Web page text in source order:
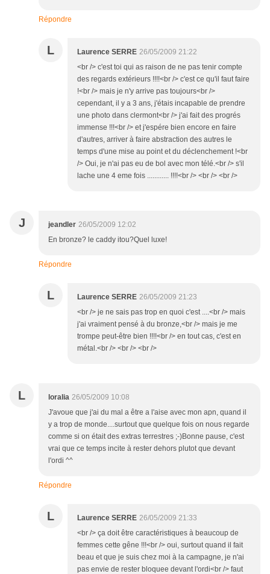
Répondre
L Laurence SERRE 26/05/2009 21:22
<br /> c'est toi qui as raison de ne pas tenir compte
des regards extérieurs !!!!<br /> c'est ce qu'il faut faire
!<br /> mais je n'y arrive pas toujours<br />
cependant, il y a 3 ans, j'étais incapable de prendre
une photo dans clermont<br /> j'ai fait des progrés
immense !!!<br /> et j'espére bien encore en faire
d'autres, arriver à faire abstraction des autres le
temps d'une mise au point et du déclenchement !<br
/> Oui, je n'ai pas eu de bol avec mon télé.<br /> s'il
lache une 4 eme fois ............ !!!!<br /> <br /> <br />
J jeandler 26/05/2009 12:02
En bronze? le caddy itou?Quel luxe!
Répondre
L Laurence SERRE 26/05/2009 21:23
<br /> je ne sais pas trop en quoi c'est ....<br /> mais
j'ai vraiment pensé à du bronze,<br /> mais je me
trompe peut-être bien !!!!<br /> en tout cas, c'est en
métal.<br /> <br /> <br />
L loralia 26/05/2009 10:08
J'avoue que j'ai du mal a être a l'aise avec mon apn, quand il
y a trop de monde....surtout que quelque fois on nous regarde
comme si on était des extras terrestres ;-)Bonne pause, c'est
vrai que ce temps incite à rester dehors plutot que devant
l'ordi ^^
Répondre
L Laurence SERRE 26/05/2009 21:33
<br /> ça doit être caractéristiques à beaucoup de
femmes cette gêne !!!<br /> oui, surtout quand il fait
beau et que je suis chez moi à la campagne, je n'ai
pas envie de rester bloquee devant l'ordi<br /> faut